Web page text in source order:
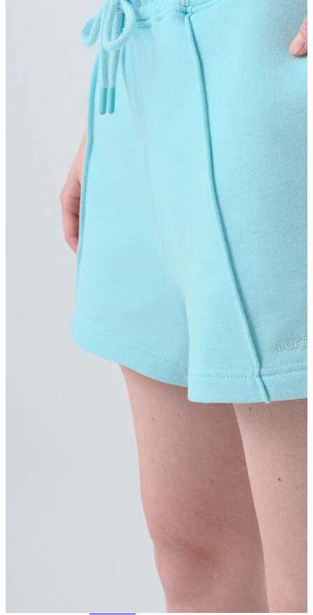
Atlet
Elbise
Eşofman Altı
Mont
Kazak
Yelek
Yağmurluk
Trenchcoat
ERKEK
ERKEK
Öne Çıkanlar
Öne Çıkanlar
Yaz Ürünleri
İndirimdekiler